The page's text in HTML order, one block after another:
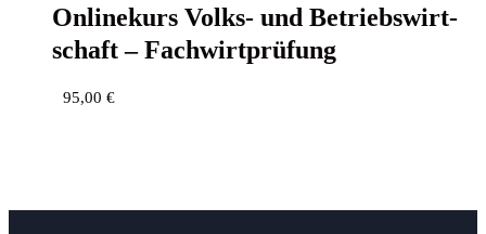
Online­kurs Volks- und Betriebs­wirt­
schaft – Fachwirtprüfung
95,00 €